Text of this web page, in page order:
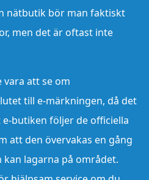
nätbutik bör man faktiskt
men det är oftast inte
vara att se om
till e-märkningen, då det
butiken följer de officiella
att den övervakas en gång
lagarna på området.